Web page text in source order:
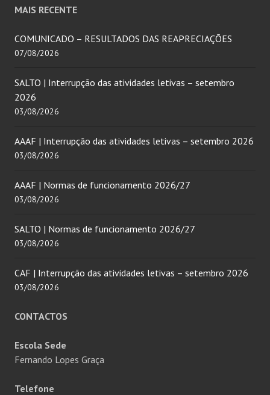
MAIS RECENTE
COMUNICADO – RESULTADOS DAS REAPRECIAÇÕES
07/08/2026
SALTO | Interrupção das atividades letivas – setembro
2026
03/08/2026
AAAF | Interrupção das atividades letivas – setembro 2026
03/08/2026
AAAF | Normas de funcionamento 2026/27
03/08/2026
SALTO | Normas de funcionamento 2026/27
03/08/2026
CAF | Interrupção das atividades letivas – setembro 2026
03/08/2026
CONTACTOS
Escola Sede
Fernando Lopes Graça
Telefone